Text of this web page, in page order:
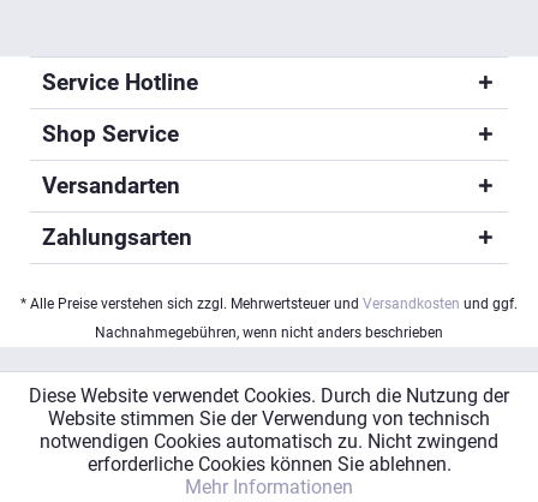
Service Hotline
Shop Service
Versandarten
Zahlungsarten
* Alle Preise verstehen sich zzgl. Mehrwertsteuer und Versandkosten und ggf.
Nachnahmegebühren, wenn nicht anders beschrieben
Diese Website verwendet Cookies. Durch die Nutzung der
Website stimmen Sie der Verwendung von technisch
notwendigen Cookies automatisch zu. Nicht zwingend
erforderliche Cookies können Sie ablehnen.
Mehr Informationen